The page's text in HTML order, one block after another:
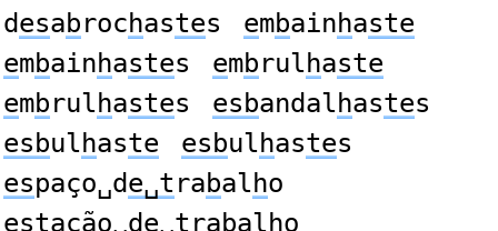
desabrochastes embainhaste
embainhastes embrulhaste
embrulhastes esbandalhastes
esbulhaste esbulhastes
espaço␣de␣trabalho
estação␣de␣trabalho